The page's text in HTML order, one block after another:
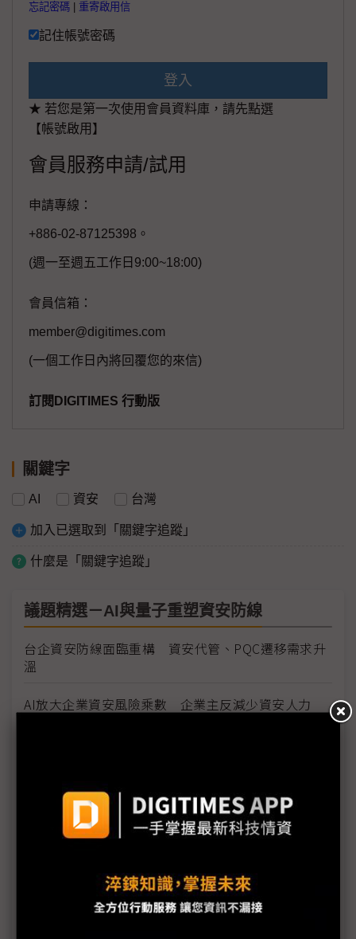
忘記密碼 重寄啟用信
記住帳號密碼
登入
★ 若您是第一次使用會員資料庫，請先點選
【帳號啟用】
會員服務申請/試用
申請專線：
+886-02-87125398。
(週一至週五工作日9:00~18:00)
會員信箱：
member@digitimes.com
(一個工作日內將回覆您的來信)
訂閱DIGITIMES 行動版
關鍵字
AI 資安 台灣
加入已選取到「關鍵字追蹤」
什麼是「關鍵字追蹤」
議題精選－AI與量子重塑資安防線
台企資安防線面臨重構 資安代管、PQC遷移需求升
溫
AI放大企業資安風險乘數 企業主反減少資安人力
酷澎台灣資安長首談個資外洩 在台啟動公開漏洞回
CYBERSEC 2026台灣資安⼤會開展 以AI對抗AI重塑